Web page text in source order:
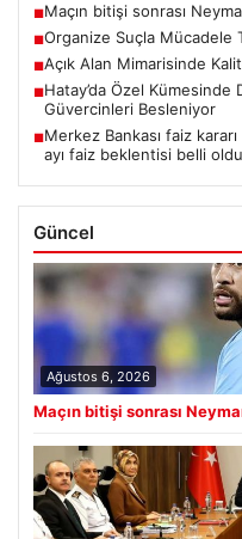
■Maçın bitişi sonrası
■Organize Suçla Mücadele
■Açık Alan Mimarisinde
■Hatay’da Özel Kümesinde
Güvercinleri Besleniyor
■Merkez Bankası faiz
ayı faiz beklentisi belli oldu
Güncel
Ağustos 6, 2026
Maçın bitişi sonrası